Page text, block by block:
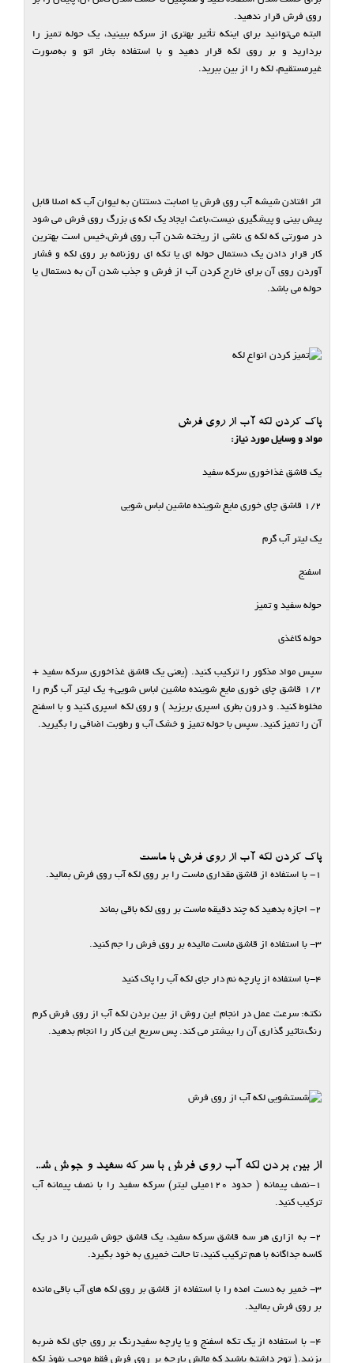
روی فرش قرار ندهید.
البته می‌توانید برای اینکه تأثیر بهتری از سرکه ببینید، یک حوله تمیز را
بردارید و بر روی لکه قرار دهید و با استفاده بخار اتو و به‌صورت
غیرمستقیم، لکه را از بین ببرید.
اثر افتادن شیشه آب روی فرش یا اصابت دستتان به لیوان آب که اصلا قابل
پیش بینی و پیشگیری نیست،باعث ایجاد یک لکه ی بزرگ روی فرش می شود
در صورتی که لکه ی ناشی از ریخته شدن آب روی فرش،خیس است بهترین
کار قرار دادن یک دستمال حوله ای یا تکه ای روزنامه بر روی لکه و فشار
آوردن روی آن برای خارج کردن آب از فرش و جذب شدن آن به دستمال یا
حوله می باشد.
پاک کردن لکه آب از روی فرش
مواد و وسایل مورد نیاز:
یک قاشق غذاخوری سرکه سفید
۱/۲ قاشق چای خوری مایع شوینده ماشین لباس شویی
یک لیتر آب گرم
اسفنج
حوله سفید و تمیز
حوله کاغذی
سپس مواد مذکور را ترکیب کنید. (یعنی یک قاشق غذاخوری سرکه سفید +
۱/۲ قاشق چای خوری مایع شوینده ماشین لباس شویی+ یک لیتر آب گرم را
مخلوط کنید. و درون بطری اسپری بریزید ) و روی لکه اسپری کنید و با اسفنج
آن را تمیز کنید. سپس با حوله تمیز و خشک آب و رطوبت اضافی را بگیرید.
پاك كردن لكه آب از روي فرش با ماست
1- با استفاده از قاشق مقداری ماست را بر روی لکه آب روی فرش بمالید.
2- اجازه بدهید که چند دقیقه ماست بر روی لکه باقی بماند
3- با استفاده از قاشق ماست مالیده بر روی فرش را جم کنید.
4-با استفاده از پارچه نم دار جای لکه آب را پاک کنید
نکته: سرعت عمل در انجام این روش از بین بردن لکه آب از روی فرش کرم
رنگ،تاثیر گذاری آن را بیشتر می کند. پس سریع این کار را انجام بدهید.
از بین بردن لکه آب روی فرش با سرکه سفید و جوش شیرین
1-نصف پیمانه ( حدود ۱۲۰میلی لیتر) سرکه سفید را با نصف پیمانه آب
ترکیب کنید.
2- به ازاری هر سه قاشق سرکه سفید، یک قاشق جوش شیرین را در یک
کاسه جداگانه با هم ترکیب کنید، تا حالت خمیری به خود بگیرد.
3- خمیر به دست امده را با استفاده از قاشق بر روی لکه های آب باقی مانده
بر روی فرش بمالید.
4- با استفاده از یک تکه اسفنج و یا پارچه سفیدرنگ بر روی جای لکه ضربه
بزنید.( توج داشته باشید که مالش پارچه بر روی فرش فقط موجب نفوذ لکه